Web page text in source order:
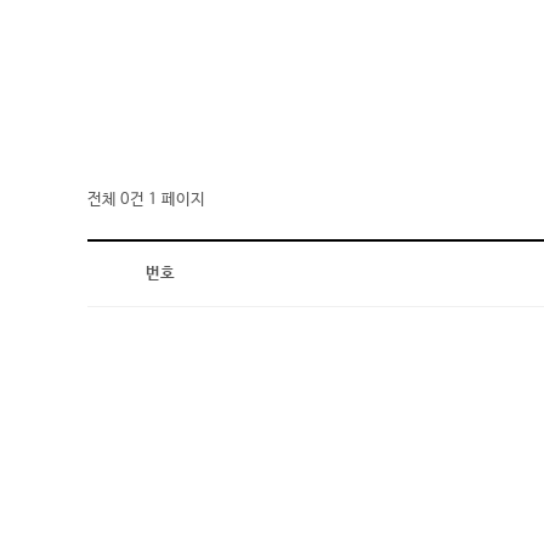
전체 0건 1 페이지
번호